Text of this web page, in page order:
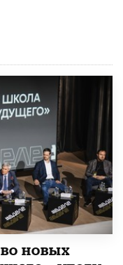
новых